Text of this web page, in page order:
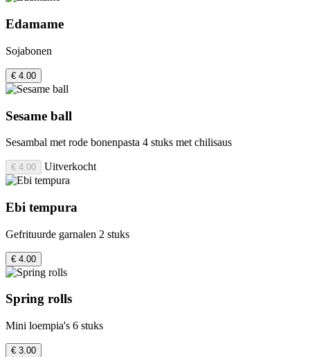
Edamame
Sojabonen
€ 4.00
Sesame ball
Sesambal met rode bonenpasta 4 stuks met chilisaus
€ 4.00 Uitverkocht
Ebi tempura
Gefrituurde garnalen 2 stuks
€ 4.00
Spring rolls
Mini loempia's 6 stuks
€ 3.00